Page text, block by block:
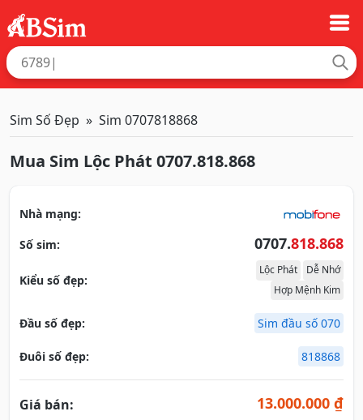
Sim Số Đẹp Sim 0707818868
Mua Sim Lộc Phát 0707.818.868
Nhà mạng:
Số sim:
0707.818.868
Kiểu số đẹp:
Lộc Phát
Dễ Nhớ
Hợp Mệnh Kim
Đầu số đẹp: Sim đầu số 070
Đuôi số đẹp: 818868
Giá bán: 13.000.000 ₫